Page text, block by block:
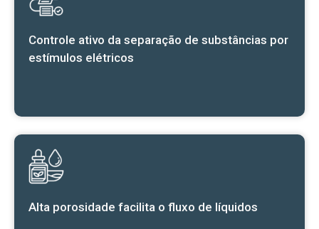
Controle ativo da separação de substâncias por
estímulos elétricos
Alta porosidade facilita o fluxo de líquidos